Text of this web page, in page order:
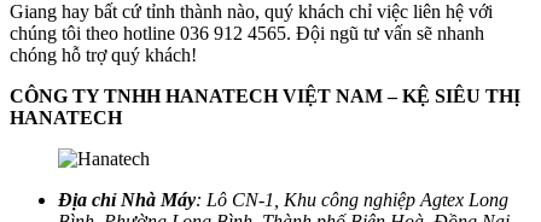
Giang hay bất cứ tỉnh thành nào, quý khách chỉ việc liên hệ với
chúng tôi theo hotline 036 912 4565. Đội ngũ tư vấn sẽ nhanh
chóng hỗ trợ quý khách!
CÔNG TY TNHH HANATECH VIỆT NAM – KỆ SIÊU THỊ
HANATECH
Địa chỉ Nhà Máy: Lô CN-1, Khu công nghiệp Agtex Long